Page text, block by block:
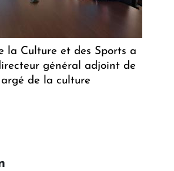
la Culture et des Sports a
général adjoint de
de la culture